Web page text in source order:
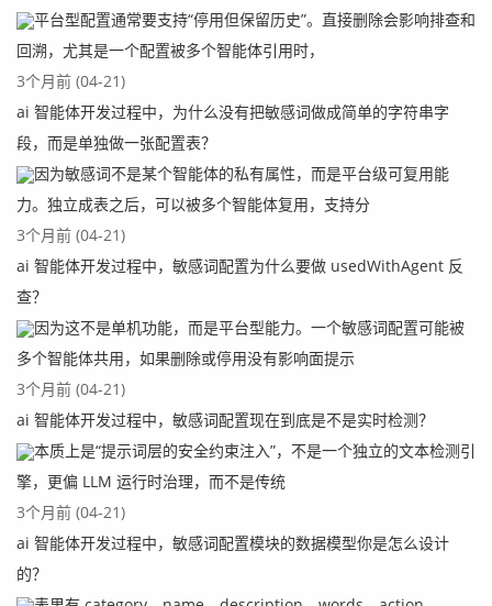
平台型配置通常要支持“停用但保留历史”。直接删除会影响排查和
回溯，尤其是一个配置被多个智能体引用时，
3个月前 (04-21)
ai 智能体开发过程中，为什么没有把敏感词做成简单的字符串字
段，而是单独做一张配置表？
因为敏感词不是某个智能体的私有属性，而是平台级可复用能
力。独立成表之后，可以被多个智能体复用，支持分
3个月前 (04-21)
ai 智能体开发过程中，敏感词配置为什么要做 usedWithAgent 反
查？
因为这不是单机功能，而是平台型能力。一个敏感词配置可能被
多个智能体共用，如果删除或停用没有影响面提示
3个月前 (04-21)
ai 智能体开发过程中，敏感词配置现在到底是不是实时检测？
本质上是“提示词层的安全约束注入”，不是一个独立的文本检测引
擎，更偏 LLM 运行时治理，而不是传统
3个月前 (04-21)
ai 智能体开发过程中，敏感词配置模块的数据模型你是怎么设计
的？